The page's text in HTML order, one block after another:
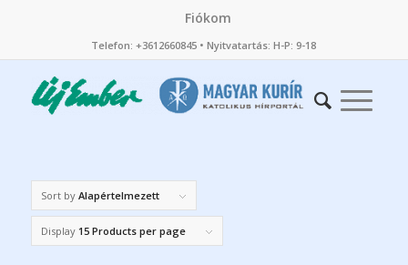
Fiókom
Telefon: +3612660845 • Nyitvatartás: H-P: 9-18
Sort by Alapértelmezett
Display 15 Products per page